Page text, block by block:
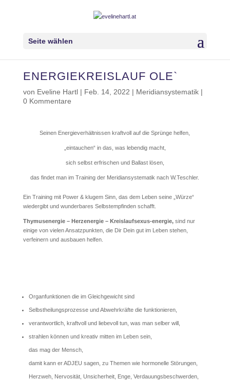
Seite wählen
ENERGIEKREISLAUF OLE`
von Eveline Hartl| Feb. 14, 2022 | Meridiansystematik|
0 Kommentare
Seinen Energieverhältnissen kraftvoll auf die Sprünge helfen,
„eintauchen“ in das, was lebendig macht,
sich selbst erfrischen und Ballast lösen,
das findet man im Training der Meridiansystematik nach W.Teschler.
Ein Training mit Power & klugem Sinn, das dem Leben seine „Würze“
wiedergibt und wunderbares Selbstempfinden schafft.
Thymusenergie – Herzenergie – Kreislaufsexus-energie,sind nur
einige von vielen Ansatzpunkten, die Dir Dein gut im Leben stehen,
verfeinern und ausbauen helfen.
Organfunktionen die im Gleichgewicht sind
Selbstheilungsprozesse und Abwehrkräfte die funktionieren,
verantwortlich, kraftvoll und liebevoll tun, was man selber will,
strahlen können und kreativ mitten im Leben sein,
das mag der Mensch,
damit kann er ADJEU sagen, zu Themen wie hormonelle Störungen,
Herzweh, Nervosität, Unsicherheit, Enge, Verdauungsbeschwerden,